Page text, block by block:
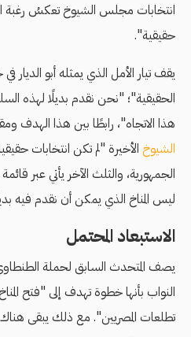
انتخابات مجلس الشيوخ تعكسُ رغبة
حقيقية".
يقف تيار الأمل الذي يمثله أبو الديار
الحقيقية"؛ "نحن نقدم بديلًا لهذه
هذا الاتجاه"، رابطًا بين هذا الهدف
الشيوخ الأخيرة "لم تكن انتخابات
الجمهورية، والثلث الآخر يأتي عبر
ليس المناخ الذي يمكن أن نقدم فيه
الاستبعاد المحتمل
يصف المتحدث السابق لحملة
النواب بأنها خطوة تهدف إلى "فتح
تطلعات المصريين". مع ذلك يبقى